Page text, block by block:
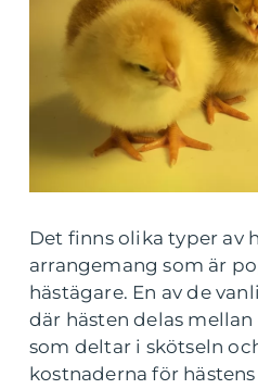
Det finns olika typer av
arrangemang som är
hästägare. En av de
där hästen delas
som deltar i skötseln
kostnaderna för